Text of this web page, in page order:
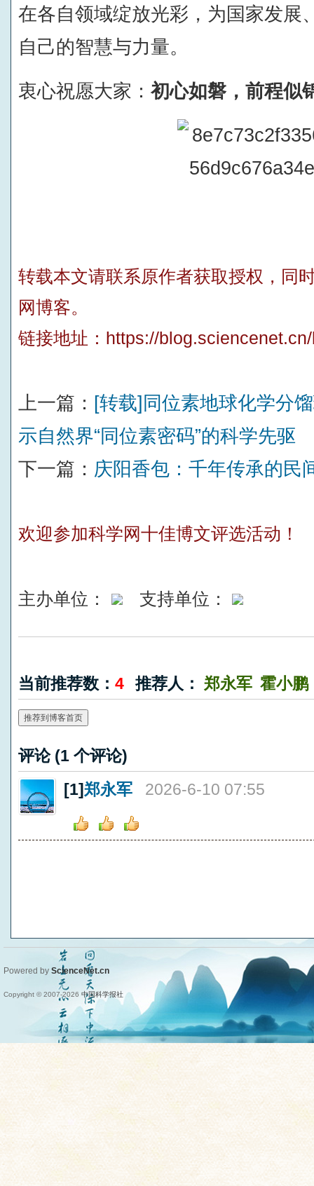
在各自领域绽放光彩，为国家发展
自己的智慧与力量。
衷心祝愿大家： 初心如磐，前程似
转载本文请联系原作者获取授权，同
网博客。
链接地址： https://
上一篇： [转载]同位素地球化学分
示自然界“同位素密码”的科学先驱
下一篇： 庆阳香包：千年传承的民
欢迎参加科学网十佳博文评选活动！
主办单位： 支持单位：
当前推荐数： 4 推荐人： 郑永军 霍小鹏
推荐到博客首页
评论 (1 个评论)
[1]郑永军 2026-6-10 07:55
Powered by ScienceNet.cn
Copyright © 2007-2026 中国科学报社